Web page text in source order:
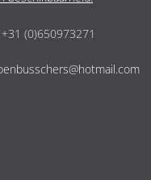
(0)650973271